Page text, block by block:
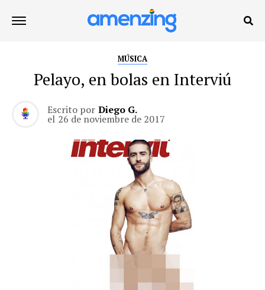
MÚSICA
Pelayo, en bolas en Interviú
Escrito por Diego G.
el 26 de noviembre de 2017